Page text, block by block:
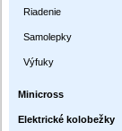
Riadenie
Samolepky
Výfuky
Minicross
Elektrické kolobežky